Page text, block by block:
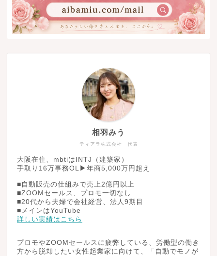
ティアラ株式会社 代表
相羽みう
大阪在住、mbtiはINTJ（建築家）
手取り16万事務OL▶︎年商5,000万円超え
■自動販売の仕組みで売上2億円以上
■ZOOMセールス、プロモ一切なし
■20代から夫婦で会社経営、法人9期目
■メインはYouTube
詳しい実績はこちら
プロモやZOOMセールスに疲弊している、労働型の働き
方から脱却したい女性起業家に向けて、「自動でモノが